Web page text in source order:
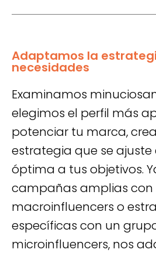
Adaptamos la
necesidades
Examinamos
elegimos el perfil más
potenciar tu marca,
estrategia que se
óptima a tus objetivos.
campañas amplias con
macroinfluencers o
específicas con un
microinfluencers, nos